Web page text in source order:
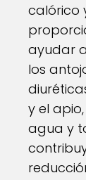
calórico
ayudar
los
y el
agua y